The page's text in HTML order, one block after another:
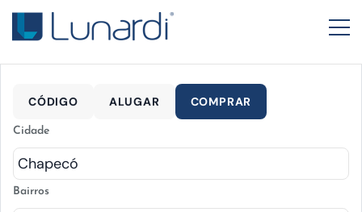
CÓDIGO ALUGAR COMPRAR
Cidade
Bairros